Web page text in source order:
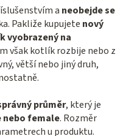
a neobejde se
Pakliže kupujete nový
vyobrazený na
však kotlík rozbije nebo z
větší nebo jiný druh,
průměr, který je
nebo female. Rozměr
u produktu.